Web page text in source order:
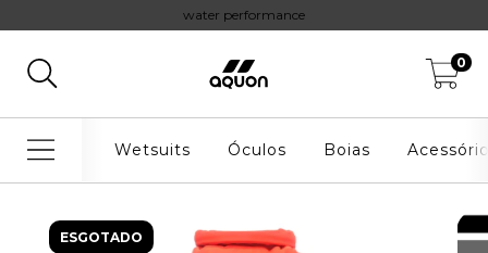
water performance
0
Wetsuits Óculos Boias
ESGOTADO